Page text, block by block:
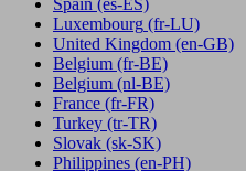
Spain (es-ES)
Luxembourg (fr-LU)
United Kingdom (en-GB)
Belgium (fr-BE)
Belgium (nl-BE)
France (fr-FR)
Turkey (tr-TR)
Slovak (sk-SK)
Philippines (en-PH)